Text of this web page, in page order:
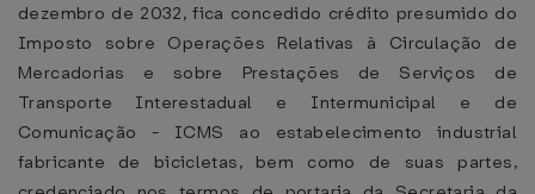
dezembro de 2032, fica concedido crédito presumido do
Imposto sobre Operações Relativas à Circulação de
Mercadorias e sobre Prestações de Serviços de
Transporte Interestadual e Intermunicipal e de
Comunicação - ICMS ao estabelecimento industrial
fabricante de bicicletas, bem como de suas partes,